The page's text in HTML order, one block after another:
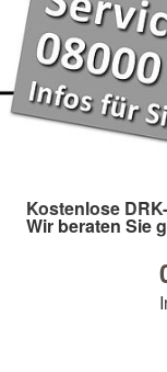
Kostenlose
Wir beraten Sie